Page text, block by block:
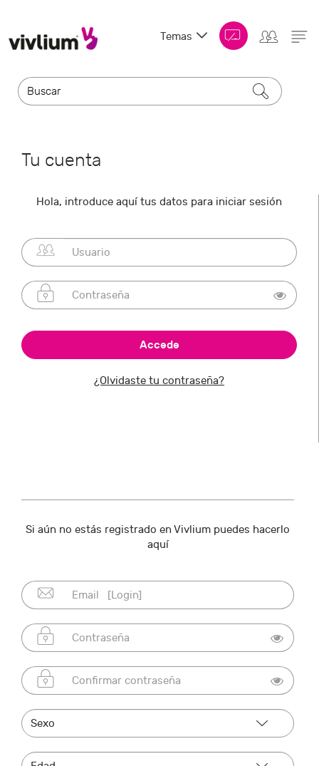
Temas
Tu cuenta
Hola, introduce aquí tus datos para iniciar sesión
¿Olvidaste tu contraseña?
Si aún no estás registrado en Vivlium puedes hacerlo
aquí